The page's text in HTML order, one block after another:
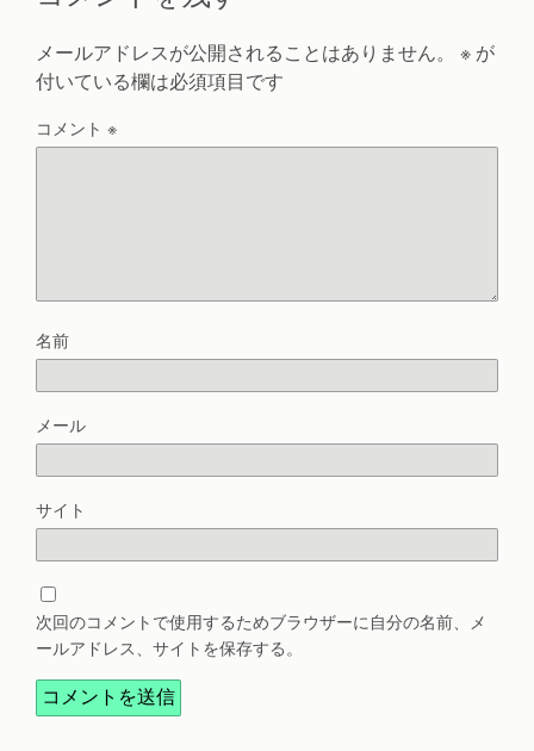
メールアドレスが公開されることはありません。 ※ が
付いている欄は必須項目です
コメント ※
名前
メール
サイト
次回のコメントで使用するためブラウザーに自分の名前、メ
ールアドレス、サイトを保存する。